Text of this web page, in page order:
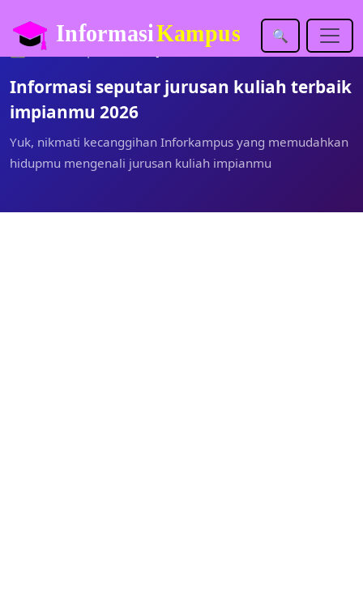
🔍
🏡Inforkampus.com
Informasi seputar jurusan kuliah terbaik
impianmu 2026
Yuk, nikmati kecanggihan Inforkampus yang memudahkan
hidupmu mengenali jurusan kuliah impianmu